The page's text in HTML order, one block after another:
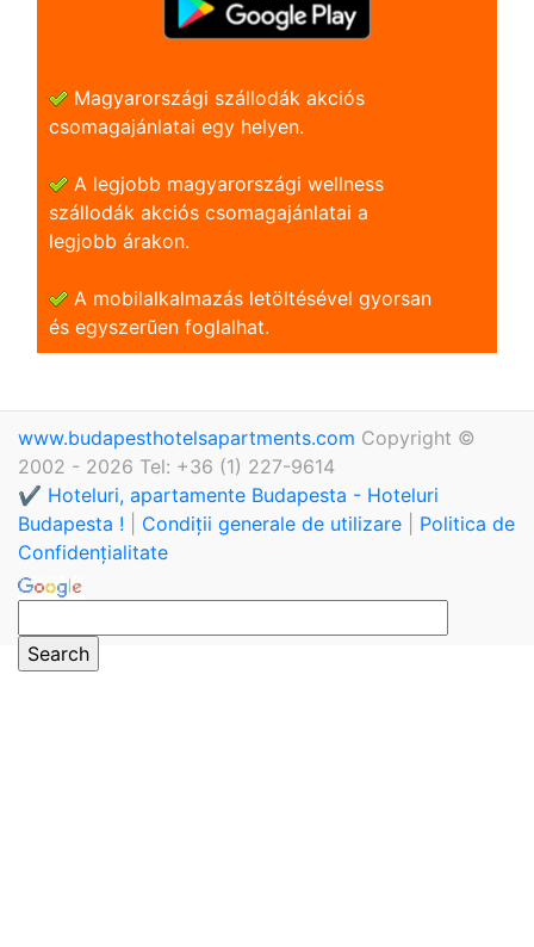
Magyarországi szállodák akciós
csomagajánlatai egy helyen.
A legjobb magyarországi wellness
szállodák akciós csomagajánlatai a
legjobb árakon.
A mobilalkalmazás letöltésével gyorsan
és egyszerũen foglalhat.
www.budapesthotelsapartments.com Copyright ©
2002 - 2026 Tel: +36 (1) 227-9614
✔️ Hoteluri, apartamente Budapesta - Hoteluri
Budapesta !
Condiții generale de utilizare
Politica de
Confidențialitate